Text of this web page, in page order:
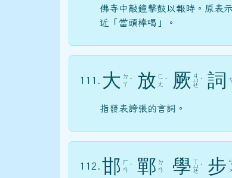
佛寺中敲鐘擊鼓以報時。原表
近「當頭棒喝」。
111. 大 ㄉ
ㄚ ˋ 放 ㄈ
ㄤ ˋ 厥 ㄐ
ㄩ
ㄝ
ˊ 詞
指發表誇張的言詞。
112. 邯 ㄏ
ㄢ ˊ 鄲 ㄉ
ㄢ
學 ㄒ
ㄩ
ㄝ
ˊ 步